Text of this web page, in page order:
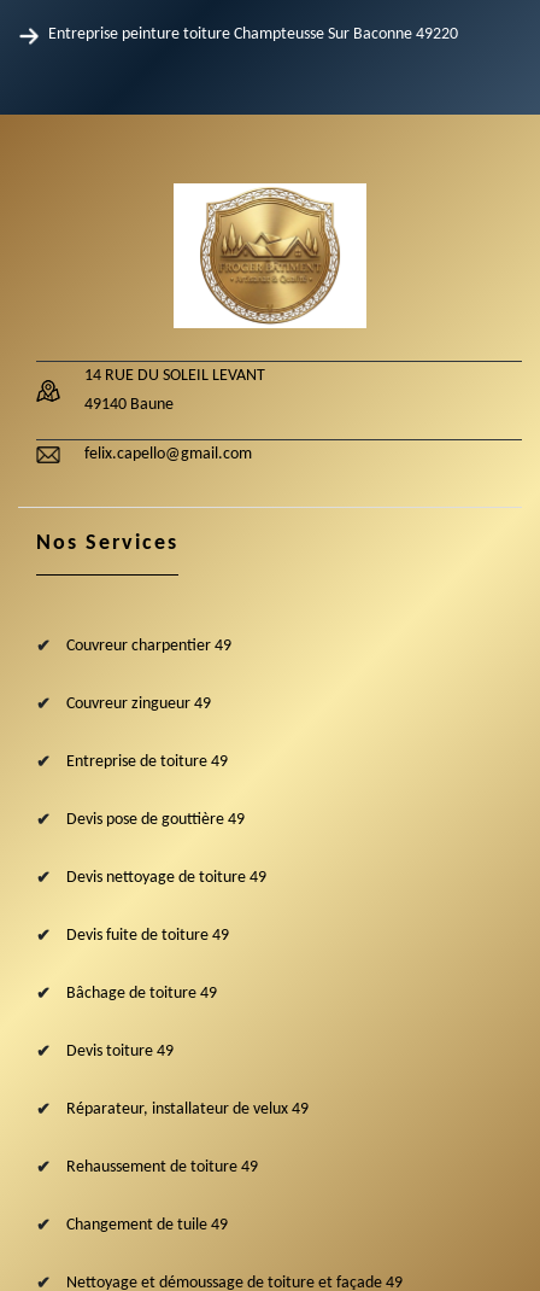
Entreprise peinture toiture Champteusse Sur Baconne 49220
14 RUE DU SOLEIL LEVANT
49140 Baune
felix.capello@gmail.com
Nos Services
Couvreur charpentier 49
Couvreur zingueur 49
Entreprise de toiture 49
Devis pose de gouttière 49
Devis nettoyage de toiture 49
Devis fuite de toiture 49
Bâchage de toiture 49
Devis toiture 49
Réparateur, installateur de velux 49
Rehaussement de toiture 49
Changement de tuile 49
Nettoyage et démoussage de toiture et façade 49